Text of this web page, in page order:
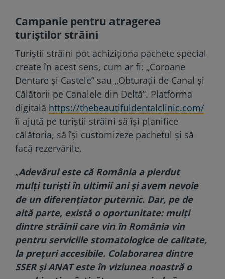
Campanie pentru atragerea
turiștilor străini
Turiştii străini pot achiziţiona pachete special
create în acest sens, cum ar fi: „Coroane
Dentare şi Castele” sau „Obturaţii de Canal şi
Călătorii pe Canalele din Deltă”. Platforma
digitală https://thebeautifuldentalclinic.com/
îi ajută pe turiştii străini să îşi planifice
călătoria, să îşi customizeze pachetul şi să
facă rezervările.
„Adevărul este că România a pierdut
mulţi turişti în ultimii ani şi avem nevoie
de un diferenţiator puternic. Dar, pe de
altă parte, există o oportunitate: mulţi
dintre străinii care vin în România vin
pentru serviciile stomatologice de calitate,
la preţuri accesibile. Colaborarea dintre
SSER şi ANAT este în viziunea noastră o